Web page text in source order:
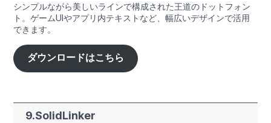
シンプルながら美しいラインで構成された王道のドットフォン
ト。ゲームUIやアプリ内テキストなど、幅広いデザインで活用
できます。
ダウンロードはこちら
9.SolidLinker